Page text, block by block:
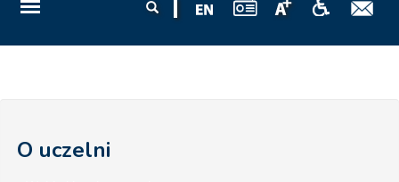
wyszukiwania
O uczelni